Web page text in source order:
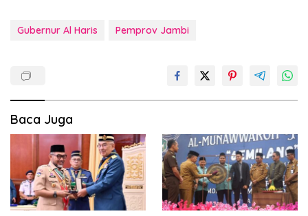
Gubernur Al Haris Pemprov Jambi
Baca Juga